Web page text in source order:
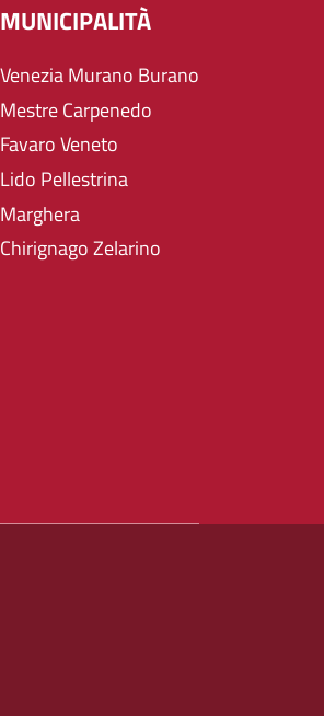
MUNICIPALITÀ
Venezia Murano Burano
Mestre Carpenedo
Favaro Veneto
Lido Pellestrina
Marghera
Chirignago Zelarino